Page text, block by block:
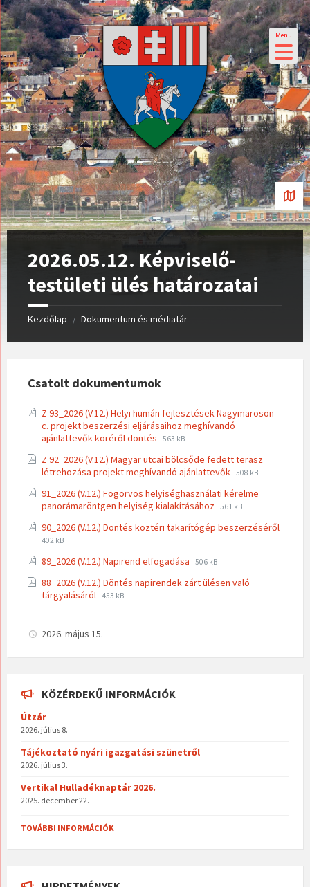
Menü
2026.05.12. Képviselő-
testületi ülés határozatai
Kezdőlap / Dokumentum és médiatár
Csatolt dokumentumok
Z 93_2026 (V.12.) Helyi humán fejlesztések Nagymaroson
c. projekt beszerzési eljárásaihoz meghívandó
ajánlattevők köréről döntés File
pdf
File
563 kB
Z 92_2026 (V.12.) Magyar utcai bölcsőde fedett terasz
létrehozása projekt meghívandó ajánlattevők File
pdf
File
508 kB
91_2026 (V.12.) Fogorvos helyiséghasználati kérelme
panorámaröntgen helyiség kialakításához File
pdf
File
561 kB
90_2026 (V.12.) Döntés köztéri takarítógép beszerzéséről
File
pdf
File
402 kB
89_2026 (V.12.) Napirend elfogadása File
pdf
File
506 kB
88_2026 (V.12.) Döntés napirendek zárt ülésen való
tárgyalásáról File
File
453 kB
2026. május 15.
KÖZÉRDEKŰ INFORMÁCIÓK
Útzár
2026. július 8.
Tájékoztató nyári igazgatási szünetről
2026. július 3.
Vertikal Hulladéknaptár 2026.
2025. december 22.
TOVÁBBI INFORMÁCIÓK